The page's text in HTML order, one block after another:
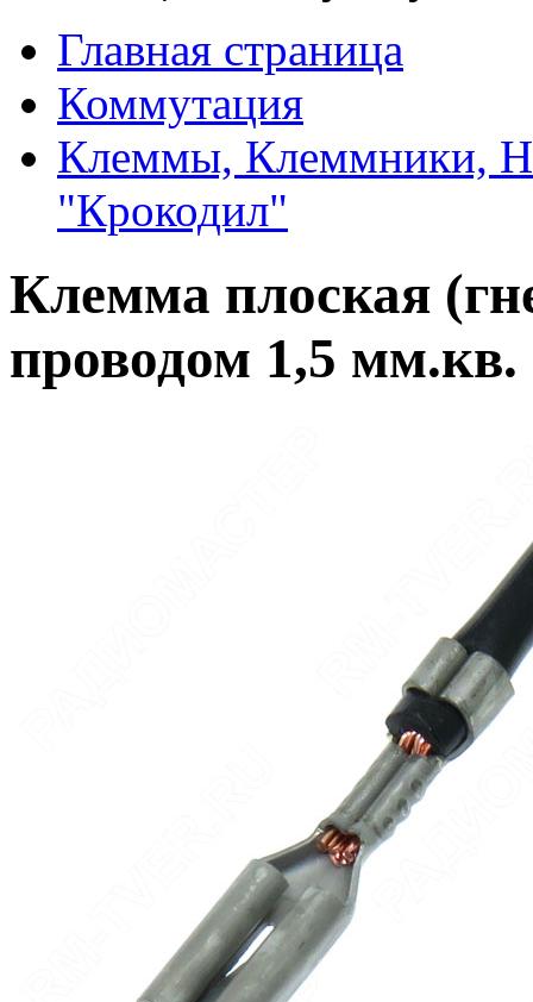
Главная страница
Коммутация
Клеммы, Клеммники,
"Крокодил"
Клемма плоская
проводом 1,5 мм.кв.